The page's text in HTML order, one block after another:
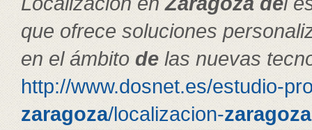
que ofrece soluciones
en el ámbitode las nuevas
http://www.dosnet.es/estudio-
zaragoza/localizacion-zaragoza